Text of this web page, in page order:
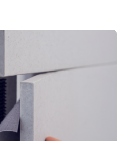
Forschungsprojekt
dieses innovativen
Verbundwerkstoff, der aus
und einer textilen
aus Carbon-, Glas- oder
Stahlbeton, bei